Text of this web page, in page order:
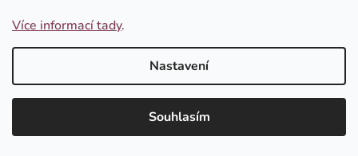
Více informací tady.
Nastavení
Souhlasím
Copyright 2026
Adéla Chmelařová | Botanické ilustrace
Odběr novinek a kupón na první nákup